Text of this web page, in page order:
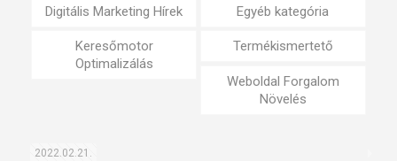
Digitális Marketing Hírek Egyéb kategória
Keresőmotor
Optimalizálás
Termékismertető
Weboldal Forgalom
Növelés
2022.02.21.